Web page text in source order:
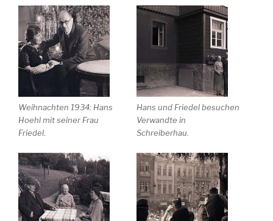
Weihnachten 1934: Hans
Hoehl mit seiner Frau
Friedel.
Hans und Friedel besuchen
Verwandte in
Schreiberhau.